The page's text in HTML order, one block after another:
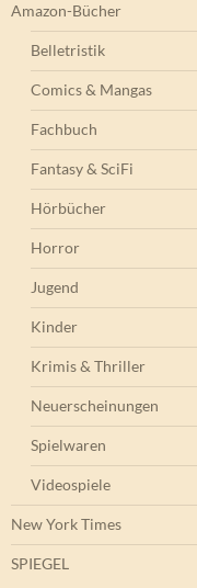
Amazon-Bücher
Belletristik
Comics & Mangas
Fachbuch
Fantasy & SciFi
Hörbücher
Horror
Jugend
Kinder
Krimis & Thriller
Neuerscheinungen
Spielwaren
Videospiele
New York Times
SPIEGEL